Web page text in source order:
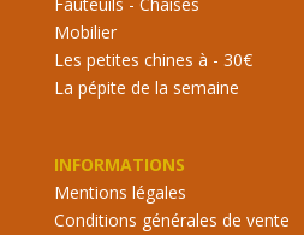
Mobilier
Les petites chines à - 30€
La pépite de la semaine
INFORMATIONS
Mentions légales
Conditions générales de vente